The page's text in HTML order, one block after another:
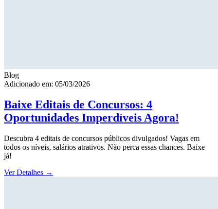
Blog
Adicionado em: 05/03/2026
Baixe Editais de Concursos: 4
Oportunidades Imperdíveis Agora!
Descubra 4 editais de concursos públicos divulgados! Vagas em
todos os níveis, salários atrativos. Não perca essas chances. Baixe
já!
Ver Detalhes →